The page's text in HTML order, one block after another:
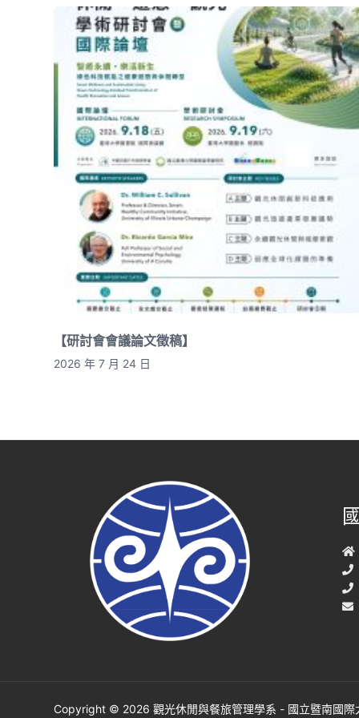
【研討會會議論文徵稿】
2026 年 7 月 24 日
Copyright © 2026 觀光休閒與餐旅管理學系 - 國立暨南國際